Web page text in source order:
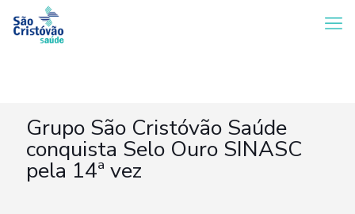
Grupo São Cristóvão Saúde
conquista Selo Ouro SINASC
pela 14ª vez